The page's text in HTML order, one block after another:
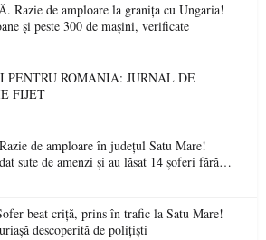
Razie de amploare la granița cu Ungaria!
și peste 300 de mașini, verificate
PENTRU ROMÂNIA: JURNAL DE
FIJET
de amploare în județul Satu Mare!
sute de amenzi și au lăsat 14 șoferi fără
zi
beat criță, prins în trafic la Satu Mare!
descoperită de polițiști